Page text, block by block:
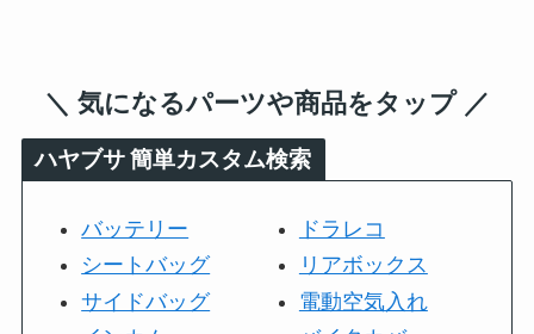
＼ 気になるパーツや商品をタップ ／
ハヤブサ 簡単カスタム検索
バッテリー
シートバッグ
サイドバッグ
ドラレコ
リアボックス
電動空気入れ